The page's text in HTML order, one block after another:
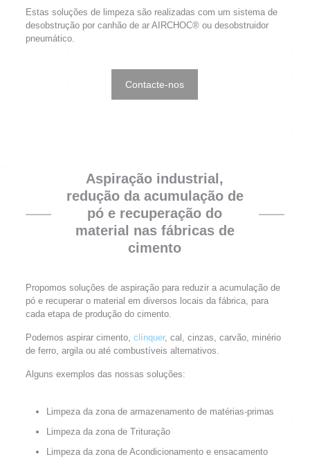
Estas soluções de limpeza são realizadas com um sistema de
desobstrução por canhão de ar AIRCHOC® ou desobstruidor
pneumático.
Contacte-nos
Aspiração industrial,
redução da acumulação de
pó e recuperação do
material nas fábricas de
cimento
Propomos soluções de aspiração para reduzir a acumulação de
pó e recuperar o material em diversos locais da fábrica, para
cada etapa de produção do cimento.
Podemos aspirar cimento, clínquer, cal, cinzas, carvão, minério
de ferro, argila ou até combustíveis alternativos.
Alguns exemplos das nossas soluções:
Limpeza da zona de armazenamento de matérias-primas
Limpeza da zona de Trituração
Limpeza da zona de Acondicionamento e ensacamento